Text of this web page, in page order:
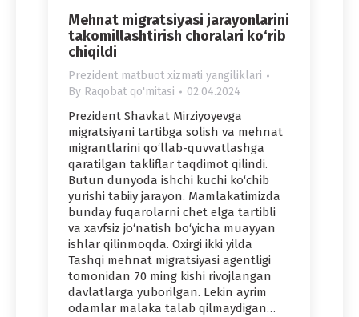
Mehnat migratsiyasi jarayonlarini
takomillashtirish choralari ko‘rib
chiqildi
Prezident matbuot xizmati yangiliklari
By Raqobat qo'mitasi 02.04.2024
Prezident Shavkat Mirziyoyevga
migratsiyani tartibga solish va mehnat
migrantlarini qo‘llab-quvvatlashga
qaratilgan takliflar taqdimot qilindi.
Butun dunyoda ishchi kuchi ko‘chib
yurishi tabiiy jarayon. Mamlakatimizda
bunday fuqarolarni chet elga tartibli
va xavfsiz jo‘natish bo‘yicha muayyan
ishlar qilinmoqda. Oxirgi ikki yilda
Tashqi mehnat migratsiyasi agentligi
tomonidan 70 ming kishi rivojlangan
davlatlarga yuborilgan. Lekin ayrim
odamlar malaka talab qilmaydigan…